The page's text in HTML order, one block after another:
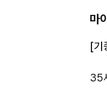
마
[기
35